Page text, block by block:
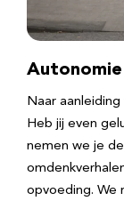
Naar
Heb jij even
nemen we je
opvoeding. We